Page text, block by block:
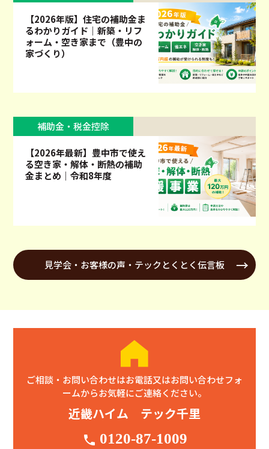
【2026年版】住宅の補助金ま
るわかりガイド｜新築・リフ
ォーム・空き家まで（豊中の
家づくり）
補助金・税金控除
【2026年最新】豊中市で使え
る空き家・解体・断熱の補助
金まとめ｜令和8年度
見学会・お客様の声・テックとくとく伝言板
ご相談・お問い合わせはお電話又はお問い合わせフォ
ームからお気軽にご連絡ください。
近畿ハイム テック千里
phone 0120-87-1009